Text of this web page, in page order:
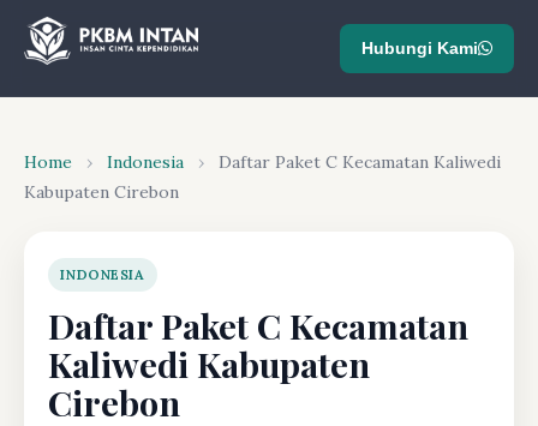
Hubungi Kami
Home › Indonesia ›
Daftar Paket C Kecamatan Kaliwedi
Kabupaten Cirebon
INDONESIA
Daftar Paket C Kecamatan
Kaliwedi Kabupaten
Cirebon